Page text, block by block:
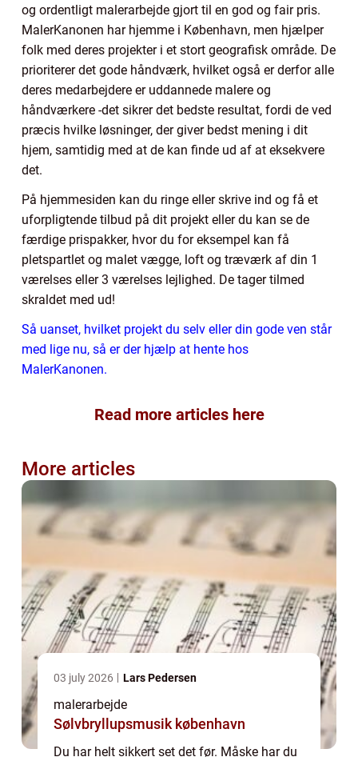
og ordentligt malerarbejde gjort til en god og fair pris.
MalerKanonen har hjemme i København, men hjælper
folk med deres projekter i et stort geografisk område. De
prioriterer det gode håndværk, hvilket også er derfor alle
deres medarbejdere er uddannede malere og
håndværkere -det sikrer det bedste resultat, fordi de ved
præcis hvilke løsninger, der giver bedst mening i dit
hjem, samtidig med at de kan finde ud af at eksekvere
det.
På hjemmesiden kan du ringe eller skrive ind og få et
uforpligtende tilbud på dit projekt eller du kan se de
færdige prispakker, hvor du for eksempel kan få
pletspartlet og malet vægge, loft og træværk af din 1
værelses eller 3 værelses lejlighed. De tager tilmed
skraldet med ud!
Så uanset, hvilket projekt du selv eller din gode ven står
med lige nu, så er der hjælp at hente hos
MalerKanonen.
Read more articles here
More articles
03 july 2026 Lars Pedersen
malerarbejde
Sølvbryllupsmusik københavn
Du har helt sikkert set det før. Måske har du